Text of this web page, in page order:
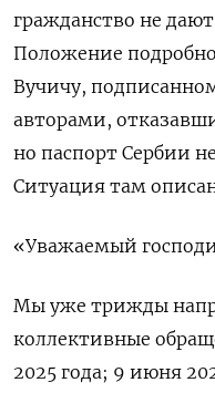
гражданство не
Положение
Вучичу,
авторами,
но паспорт Сербии
Ситуация там
«Уважаемый
Мы уже трижды
коллективные
2025 года; 9 июня